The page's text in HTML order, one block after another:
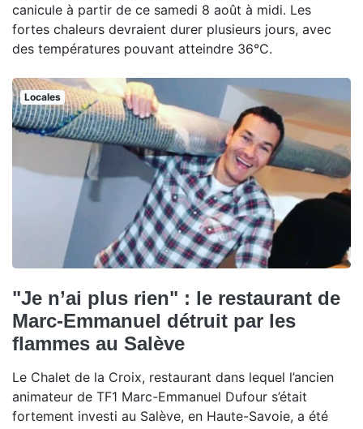
canicule à partir de ce samedi 8 août à midi. Les
fortes chaleurs devraient durer plusieurs jours, avec
des températures pouvant atteindre 36°C.
Locales
"Je n’ai plus rien" : le restaurant de
Marc-Emmanuel détruit par les
flammes au Salève
Le Chalet de la Croix, restaurant dans lequel l’ancien
animateur de TF1 Marc-Emmanuel Dufour s’était
fortement investi au Salève, en Haute-Savoie, a été